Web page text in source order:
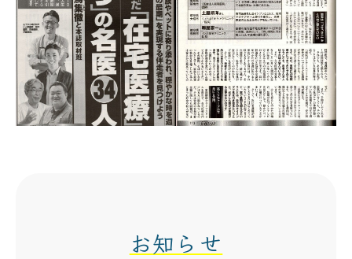
お知らせ